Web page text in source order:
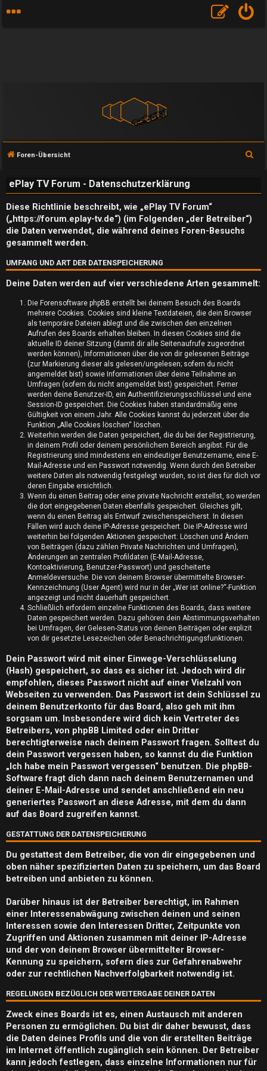
e
t
e
T
h
e
m
e
n
A
k
t
i
v
e
T
h
e
Foren-Übersicht
ePlay TV Forum - Datenschutzerklärung
Diese Richtlinie beschreibt, wie „ePlay TV Forum“
(„https://forum.eplay-tv.de“) (im Folgenden „der Betreiber“)
die Daten verwendet, die während deines Foren-Besuchs
gesammelt werden.
UMFANG UND ART DER DATENSPEICHERUNG
Deine Daten werden auf vier verschiedene Arten gesammelt:
Die Forensoftware phpBB erstellt bei deinem Besuch des Boards
mehrere Cookies. Cookies sind kleine Textdateien, die dein Browser
als temporäre Dateien ablegt und die zwischen den einzelnen
Aufrufen des Boards erhalten bleiben. In diesen Cookies sind die
aktuelle ID deiner Sitzung (damit dir alle Seitenaufrufe zugeordnet
werden können), Informationen über die von dir gelesenen Beiträge
(zur Markierung dieser als gelesen/ungelesen; sofern du nicht
angemeldet bist) sowie Informationen über deine Teilnahme an
Umfragen (sofern du nicht angemeldet bist) gespeichert. Ferner
werden deine Benutzer-ID, ein Authentifizierungsschlüssel und eine
Session-ID gespeichert. Die Cookies haben standardmäßig eine
Gültigkeit von einem Jahr. Alle Cookies kannst du jederzeit über die
Funktion „Alle Cookies löschen“ löschen.
Weiterhin werden die Daten gespeichert, die du bei der Registrierung,
in deinem Profil oder deinem persönlichem Bereich angibst. Für die
Registrierung sind mindestens ein eindeutiger Benutzername, eine E-
Mail-Adresse und ein Passwort notwendig. Wenn durch den Betreiber
weitere Daten als notwendig festgelegt wurden, so ist dies für dich vor
deren Eingabe ersichtlich.
Wenn du einen Beitrag oder eine private Nachricht erstellst, so werden
die dort eingegebenen Daten ebenfalls gespeichert. Gleiches gilt,
wenn du einen Beitrag als Entwurf zwischenspeicherst. In diesen
Fällen wird auch deine IP-Adresse gespeichert. Die IP-Adresse wird
weiterhin bei folgenden Aktionen gespeichert: Löschen und Ändern
von Beiträgen (dazu zählen Private Nachrichten und Umfragen),
Änderungen an zentralen Profildaten (E-Mail-Adresse,
Kontoaktivierung, Benutzer-Passwort) und gescheiterte
Anmeldeversuche. Die von deinem Browser übermittelte Browser-
Kennzeichnung (User Agent) wird nur in der „Wer ist online?“-Funktion
angezeigt und nicht dauerhaft gespeichert.
Schließlich erfordern einzelne Funktionen des Boards, dass weitere
Daten gespeichert werden. Dazu gehören dein Abstimmungsverhalten
bei Umfragen, der Gelesen-Status von deinen Beiträgen oder explizit
von dir gesetzte Lesezeichen oder Benachrichtigungsfunktionen.
Dein Passwort wird mit einer Einwege-Verschlüsselung
(Hash) gespeichert, so dass es sicher ist. Jedoch wird dir
empfohlen, dieses Passwort nicht auf einer Vielzahl von
Webseiten zu verwenden. Das Passwort ist dein Schlüssel zu
deinem Benutzerkonto für das Board, also geh mit ihm
sorgsam um. Insbesondere wird dich kein Vertreter des
Betreibers, von phpBB Limited oder ein Dritter
berechtigterweise nach deinem Passwort fragen. Solltest du
dein Passwort vergessen haben, so kannst du die Funktion
„Ich habe mein Passwort vergessen“ benutzen. Die phpBB-
Software fragt dich dann nach deinem Benutzernamen und
deiner E-Mail-Adresse und sendet anschließend ein neu
generiertes Passwort an diese Adresse, mit dem du dann
auf das Board zugreifen kannst.
GESTATTUNG DER DATENSPEICHERUNG
Du gestattest dem Betreiber, die von dir eingegebenen und
oben näher spezifizierten Daten zu speichern, um das Board
betreiben und anbieten zu können.
Darüber hinaus ist der Betreiber berechtigt, im Rahmen
einer Interessenabwägung zwischen deinen und seinen
Interessen sowie den Interessen Dritter, Zeitpunkte von
Zugriffen und Aktionen zusammen mit deiner IP-Adresse
und der von deinem Browser übermittelter Browser-
Kennung zu speichern, sofern dies zur Gefahrenabwehr
oder zur rechtlichen Nachverfolgbarkeit notwendig ist.
REGELUNGEN BEZÜGLICH DER WEITERGABE DEINER DATEN
Zweck eines Boards ist es, einen Austausch mit anderen
Personen zu ermöglichen. Du bist dir daher bewusst, dass
die Daten deines Profils und die von dir erstellten Beiträge
im Internet öffentlich zugänglich sein können. Der Betreiber
kann jedoch festlegen, dass einzelne Informationen nur für